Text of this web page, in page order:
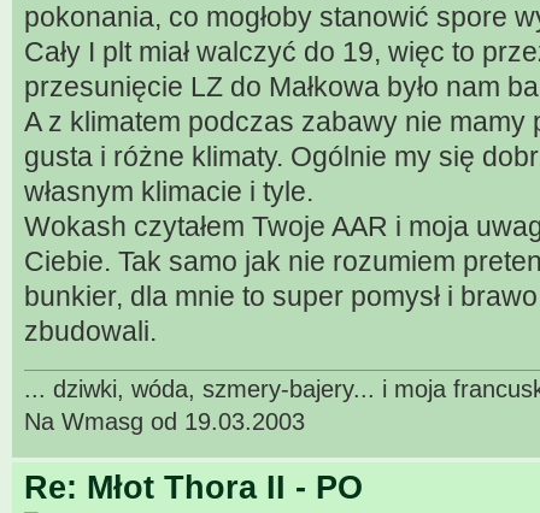
pokonania, co mogłoby stanowić spore
Cały I plt miał walczyć do 19, więc to
przesunięcie LZ do Małkowa było nam
A z klimatem podczas zabawy nie mamy
gusta i różne klimaty. Ogólnie my się
własnym klimacie i tyle.
Wokash czytałem Twoje AAR i moja
Ciebie. Tak samo jak nie rozumiem
bunkier, dla mnie to super pomysł i
zbudowali.
... dziwki, wóda, szmery-bajery... i moja
Na Wmasg od 19.03.2003
Re: Młot Thora II - PO